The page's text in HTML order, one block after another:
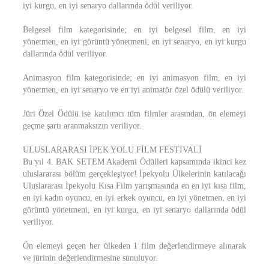
iyi kurgu, en iyi senaryo dallarında ödül veriliyor.
Belgesel film kategorisinde; en iyi belgesel film, en iyi
yönetmen, en iyi görüntü yönetmeni, en iyi senaryo, en iyi kurgu
dallarında ödül veriliyor.
Animasyon film kategorisinde; en iyi animasyon film, en iyi
yönetmen, en iyi senaryo ve en iyi animatör özel ödülü veriliyor.
Jüri Özel Ödülü ise katılımcı tüm filmler arasından, ön elemeyi
geçme şartı aranmaksızın veriliyor.
ULUSLARARASI İPEK YOLU FİLM FESTİVALİ
Bu yıl 4. BAK SETEM Akademi Ödülleri kapsamında ikinci kez
uluslararası bölüm gerçekleşiyor! İpekyolu Ülkelerinin katılacağı
Uluslararası İpekyolu Kısa Film yarışmasında en en iyi kısa film,
en iyi kadın oyuncu, en iyi erkek oyuncu, en iyi yönetmen, en iyi
görüntü yönetmeni, en iyi kurgu, en iyi senaryo dallarında ödül
veriliyor.
Ön elemeyi geçen her ülkeden 1 film değerlendirmeye alınarak
ve jürinin değerlendirmesine sunuluyor.